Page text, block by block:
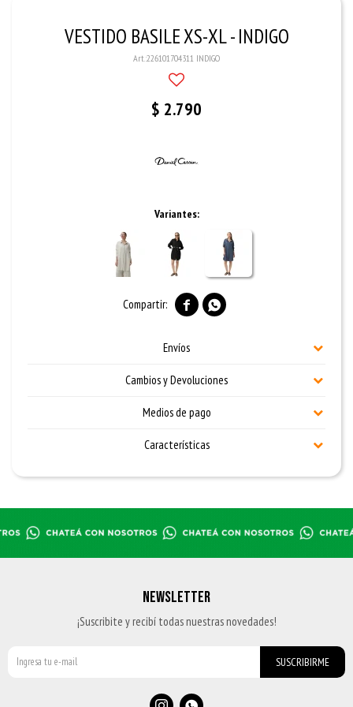
VESTIDO BASILE XS-XL - INDIGO
226101704311 INDIGO
$ 2.790
Variantes:
 
Envíos
Cambios y Devoluciones
Medios de pago
Características
NEWSLETTER
¡Suscribite y recibí todas nuestras novedades!
SUSCRIBIRME